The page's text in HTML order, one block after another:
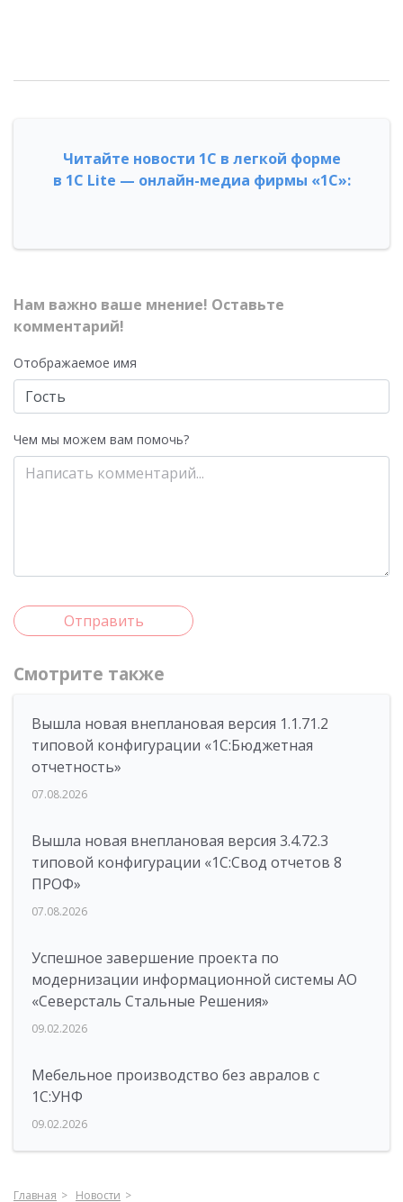
Читайте новости 1С в легкой форме
в 1С Lite — онлайн-медиа фирмы «1С»:
Нам важно ваше мнение! Оставьте
комментарий!
Отображаемое имя
Чем мы можем вам помочь?
Отправить
Смотрите также
Вышла новая внеплановая версия 1.1.71.2
типовой конфигурации «1C:Бюджетная
отчетность»
07.08.2026
Вышла новая внеплановая версия 3.4.72.3
типовой конфигурации «1C:Свод отчетов 8
ПРОФ»
07.08.2026
Успешное завершение проекта по
модернизации информационной системы АО
«Северсталь Стальные Решения»
09.02.2026
Мебельное производство без авралов с
1С:УНФ
09.02.2026
Главная
Новости